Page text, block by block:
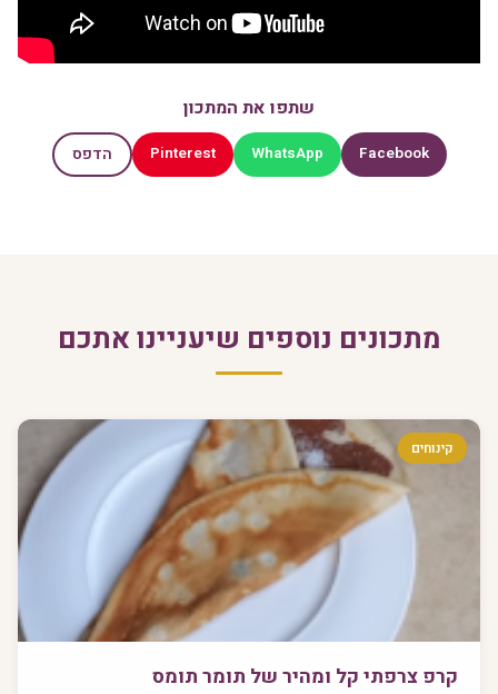
שתפו את המתכון
Facebook
WhatsApp
Pinterest הדפס
מתכונים נוספים שיעניינו אתכם
קינוחים
קרפ צרפתי קל ומהיר של תומר תומס